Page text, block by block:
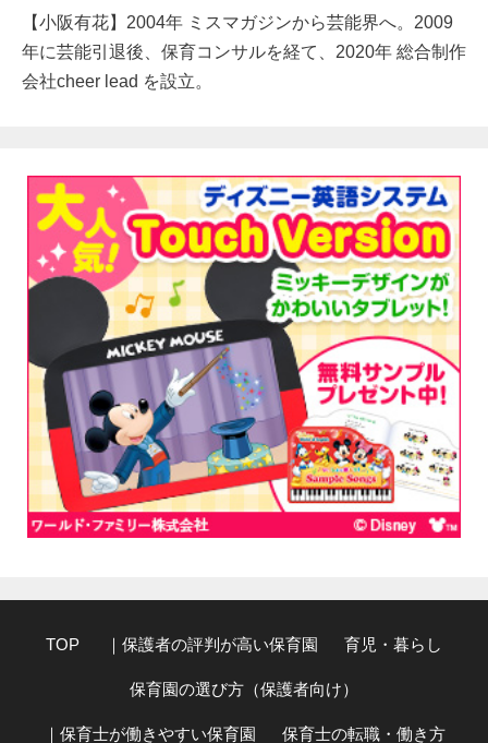
【小阪有花】2004年 ミスマガジンから芸能界へ。2009
年に芸能引退後、保育コンサルを経て、2020年 総合制作
会社cheer lead を設立。
TOP ｜保護者の評判が高い保育園 育児・暮らし
保育園の選び方（保護者向け）
｜保育士が働きやすい保育園 保育士の転職・働き方